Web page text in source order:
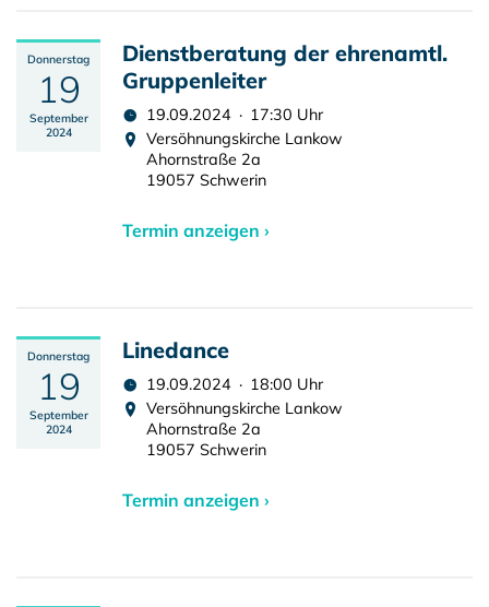
Donnerstag
19
September
2024
Dienstberatung der ehrenamtl.
Gruppenleiter
19.09.2024 · 17:30 Uhr
Versöhnungskirche Lankow
Ahornstraße 2a
19057 Schwerin
Termin anzeigen ›
Donnerstag
19
September
2024
Linedance
19.09.2024 · 18:00 Uhr
Versöhnungskirche Lankow
Ahornstraße 2a
19057 Schwerin
Termin anzeigen ›